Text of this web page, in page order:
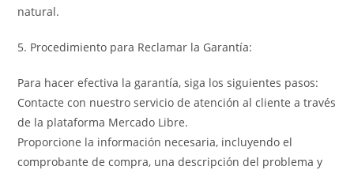
natural.
5. Procedimiento para Reclamar la Garantía:
Para hacer efectiva la garantía, siga los siguientes pasos:
Contacte con nuestro servicio de atención al cliente a través
de la plataforma Mercado Libre.
Proporcione la información necesaria, incluyendo el
comprobante de compra, una descripción del problema y